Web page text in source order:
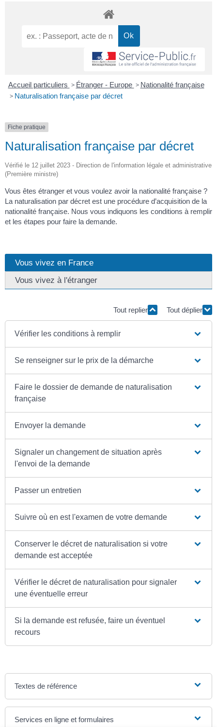
Accueil particuliers > Étranger - Europe > Nationalité française
> Naturalisation française par décret
Fiche pratique
Naturalisation française par décret
Vérifié le 12 juillet 2023 - Direction de l'information légale et administrative
(Première ministre)
Vous êtes étranger et vous voulez avoir la nationalité française ?
La naturalisation par décret est une procédure d’acquisition de la
nationalité française. Nous vous indiquons les conditions à remplir
et les étapes pour faire la demande.
Vous vivez en France
Vous vivez à l'étranger
Tout replier Tout déplier
Vérifier les conditions à remplir
Se renseigner sur le prix de la démarche
Faire le dossier de demande de naturalisation
française
Envoyer la demande
Signaler un changement de situation après
l'envoi de la demande
Passer un entretien
Suivre où en est l'examen de votre demande
Conserver le décret de naturalisation si votre
demande est acceptée
Vérifier le décret de naturalisation pour signaler
une éventuelle erreur
Si la demande est refusée, faire un éventuel
recours
Textes de référence
Services en ligne et formulaires